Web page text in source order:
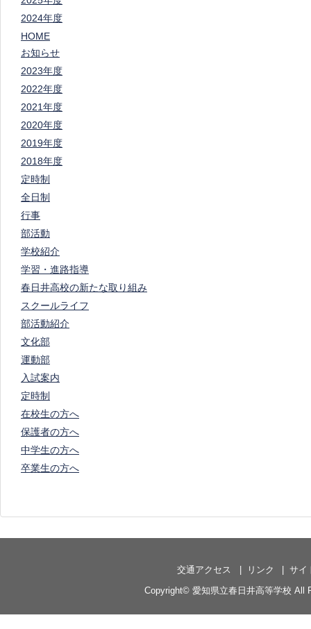
2024年度
HOME
お知らせ
2023年度
2022年度
2021年度
2020年度
2019年度
2018年度
定時制
全日制
行事
部活動
学校紹介
学習・進路指導
春日井高校の新たな取り組み
スクールライフ
部活動紹介
文化部
運動部
入試案内
定時制
在校生の方へ
保護者の方へ
中学生の方へ
卒業生の方へ
交通アクセス リンク
サイ
Copyright© 愛知県立春日井高等学校 All